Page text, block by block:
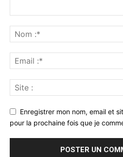
Enregistrer mon nom, email et
pour la prochaine fois que je